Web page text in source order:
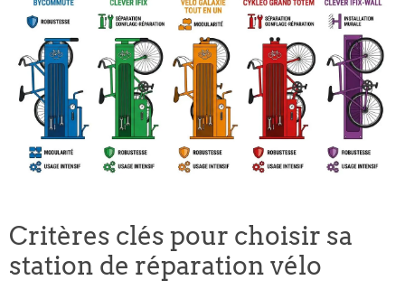
Critères clés pour choisir sa
station de réparation vélo